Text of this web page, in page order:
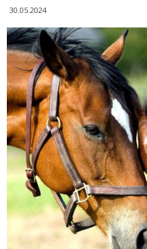
30.05.2024